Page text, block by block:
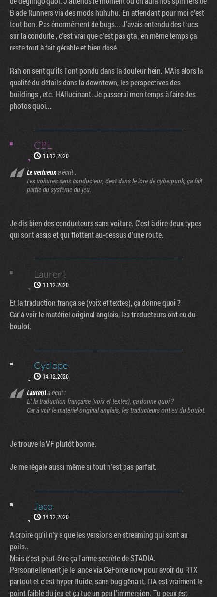
Blade Runners via des mods huhuhu. En attendant pour moi c'est
tout bon. Pas énormément de bugs... J'avais entendu des trucs
sur la conduite , c'est vrai que c'est pas gta , en même temps ça
reste tout à fait gérable et bien dosé.
Rah on sent qu'ils l'ont pondu dans la douleur hein. MAis alors la
qualité du détails dans la downtown, les perspectives des
buildings , etc. HAllucinant. Je passerai mon temps à faire des
photos quoi...
CBL
13.12.2020
Le vertueuxa écrit :
Les voitures sans conducteur, c'est dans le lore de cyberpunk, ça fait
partie du système du jeu.
Je dis bien des conducteurs sans voiture. C'est à dire deux types
qui sont assis et qui flottent au-dessus d'une route.
Laurent
13.12.2020
Et la traduction française (voix et textes), ça donne quoi ?
Car à voir le matériel original anglais, les traducteurs ont eu du
boulot.
Cyclope
14.12.2020
Laurenta écrit :
Et la traduction française (voix et textes), ça donne quoi ?
Car à voir le matériel original anglais, les traducteurs ont eu du boulot.
Je trouve la VF plutôt bonne.
Je me régale aussi même si tout n'est pas parfait.
Jaco
14.12.2020
A croire qu'il n'y a que les versions en streaming qui sont au
poils..
Mais c'est peut-être ça l'arme secrète de STADIA.
Personnellement je le lance via GeForce now pour avoir du RTX
partout et c'est hyper fluide, sans bug gênant, l'IA est vraiment le
point faible du jeu et ça tue un peu l'immersion. Tu peux est